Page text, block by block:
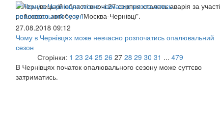
В Чернівецькій області вночі 27 серпня сталась аварія за участі
рейсового автобусу "Москва-Чернівці".
27.08.2018 09:12
Чому в Чернівцях може невчасно розпочатись опалювальний
сезон
В Чернівцях початок опалювального сезону може суттєво
затриматись.
Сторінки: 1 23 24 25 26 27 28 29 30 31 ... 479